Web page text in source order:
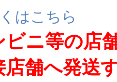
はこちら
ニ等の店
店舗へ発送